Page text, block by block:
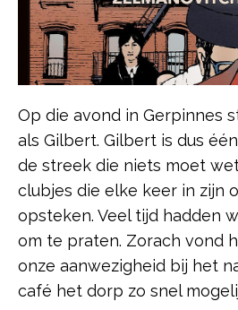
Op die avond in Gerpinnes
als Gilbert. Gilbert is dus één
de streek die niets moet
clubjes die elke keer in zijn
opsteken. Veel tijd hadden
om te praten. Zorach vond
onze aanwezigheid bij het
café het dorp zo snel